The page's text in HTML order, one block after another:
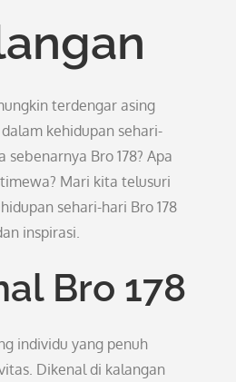
terdengar asing
kehidupan sehari-
sebenarnya Bro 178? Apa
Mari kita telusuri
sehari-hari Bro 178
inspirasi.
Bro 178
individu yang penuh
Dikenal di kalangan